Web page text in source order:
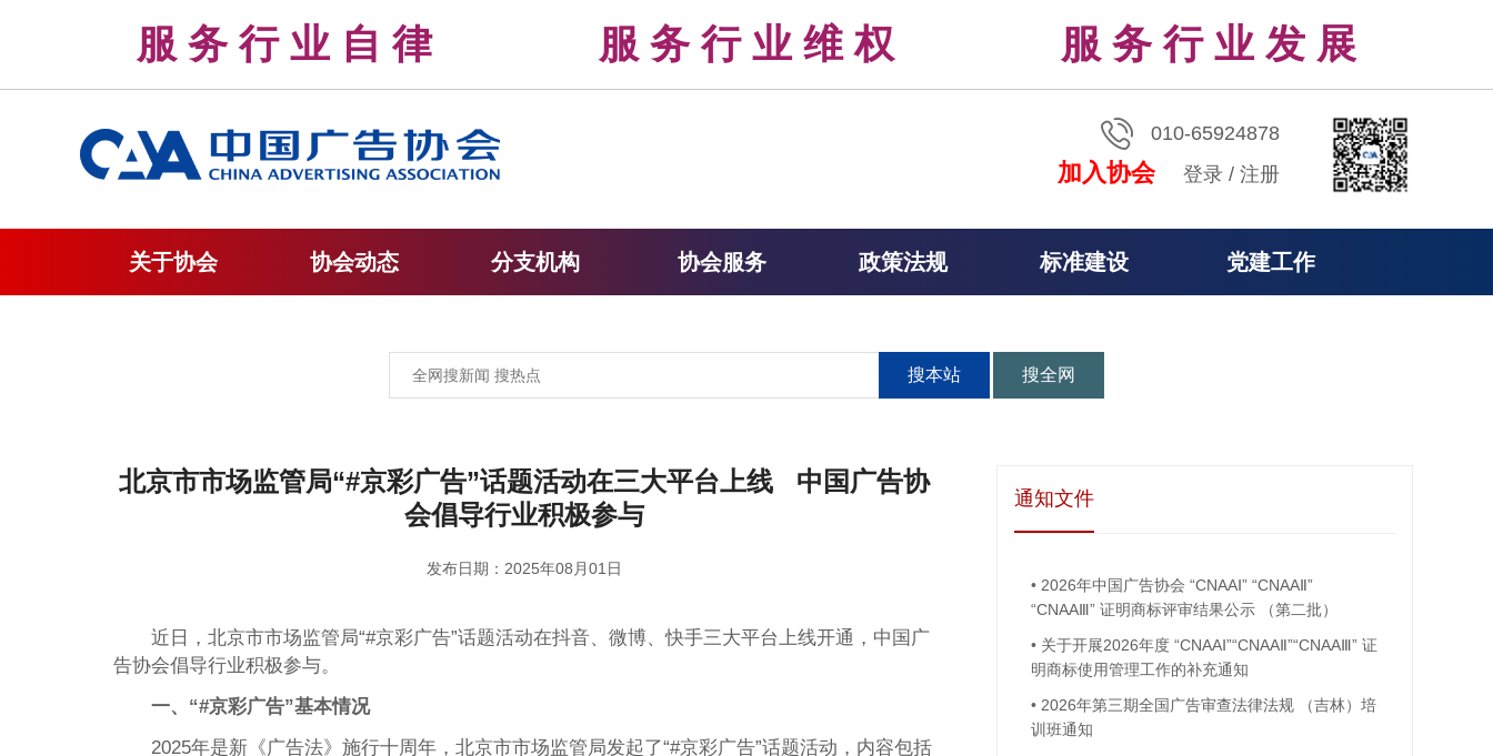
服 务 行 业 自 律 服 务 行 业 维 权 服 务 行 业 发 展
010-65924878
加入协会 登录 / 注册
关于协会 协会动态 分支机构 协会服务 政策法规 标准建设 党建工作
搜本站 搜全网
北京市市场监管局“#京彩广告”话题活动在三大平台上线 中国广告协
会倡导行业积极参与
发布日期：2025年08月01日
近日，北京市市场监管局“#京彩广告”话题活动在抖音、微博、快手三大平台上线开通，中国广
告协会倡导行业积极参与。
一、“#京彩广告”基本情况
2025年是新《广告法》施行十周年，北京市市场监管局发起了“#京彩广告”话题活动，内容包括
通知文件
• 2026年中国广告协会 “CNAAⅠ” “CNAAⅡ”
“CNAAⅢ” 证明商标评审结果公示 （第二批）
• 关于开展2026年度 “CNAAⅠ”“CNAAⅡ”“CNAAⅢ” 证
明商标使用管理工作的补充通知
• 2026年第三期全国广告审查法律法规 （吉林）培
训班通知